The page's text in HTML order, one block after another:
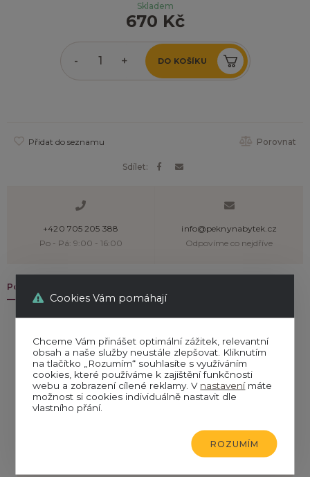
Skladem
670 Kč
- + DO KOŠÍKU
Přidat do seznamu Porovnat
Sdílet:
+420 705 205 388
Po - Pá: 9:00 - 16:00
info@peknynabytek.cz
Odpovíme co nejdříve
Popis & parametry
Popis
Rošt do postele - šířka 90 cm a délka 200 cm. Rošt
obsahuje 14 latí z masivního dřeva s rozměry 6,5 x 1,8 cm,
které jsou spojené pevným textilním pásem.
Parametry
2
Cookies Vám pomáhají
Chceme Vám přinášet optimální zážitek, relevantní
obsah a naše služby neustále zlepšovat. Kliknutím
na tlačítko „Rozumím“ souhlasíte s využíváním
cookies, které používáme k zajištění funkčnosti
webu a zobrazení cílené reklamy. V nastavenímáte
možnost si cookies individuálně nastavit dle
vlastního přání.
ROZUMÍM